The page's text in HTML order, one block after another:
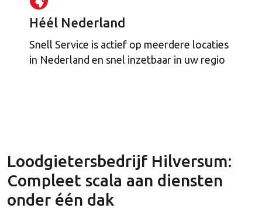
Héél Nederland
Snell Service is actief op meerdere locaties
in Nederland en snel inzetbaar in uw regio
Loodgietersbedrijf Hilversum:
Compleet scala aan diensten
onder één dak